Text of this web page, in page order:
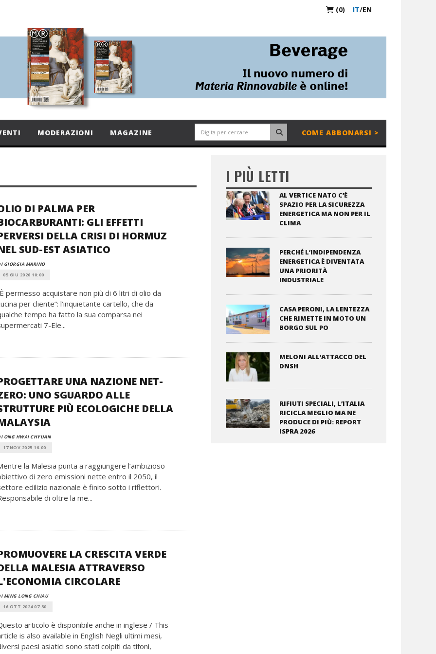
(0) IT/EN
MODERAZIONI MAGAZINE COME ABBONARSI >
DI PALMA PER
GLI EFFETTI
DELLA CRISI DI HORMUZ
SUD-EST ASIATICO
GIORGIA MARINO
05 GIU 2026 10:00
permesso acquistare non più di 6 litri di olio da
per cliente”: l’inquietante cartello, che da
tempo ha fatto la sua comparsa nei
7-Ele...
UNA NAZIONE NET-
UNO SGUARDO ALLE
PIÙ ECOLOGICHE DELLA
ONG HWAI CHYUAN
17 NOV 2025 16:00
la Malesia punta a raggiungere l’ambizioso
di zero emissioni nette entro il 2050, il
edilizio nazionale è finito sotto i riflettori.
di oltre la me...
LA CRESCITA VERDE
MALESIA ATTRAVERSO
CIRCOLARE
MING LONG CHIAU
16 OTT 2024 07:30
articolo è disponibile anche in inglese / This
is also available in English Negli ultimi mesi,
paesi asiatici sono stati colpiti da tifoni,
I PIÙ LETTI
AL VERTICE NATO C’È
SPAZIO PER LA SICUREZZA
ENERGETICA MA NON PER IL
CLIMA
PERCHÉ L’INDIPENDENZA
ENERGETICA È DIVENTATA
UNA PRIORITÀ
INDUSTRIALE
CASA PERONI, LA LENTEZZA
CHE RIMETTE IN MOTO UN
BORGO SUL PO
MELONI ALL’ATTACCO DEL
DNSH
RIFIUTI SPECIALI, L’ITALIA
RICICLA MEGLIO MA NE
PRODUCE DI PIÙ: REPORT
ISPRA 2026